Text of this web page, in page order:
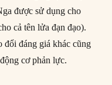
được sử dụng cho
cả tên lửa đạn đạo).
đổi đáng giá khác cũng
cơ phản lực.